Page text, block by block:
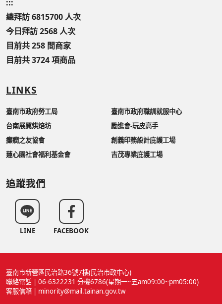
:::
總拜訪 6815700 人次
今日拜訪 2568 人次
目前共 258 間商家
目前共 3724 項商品
LINKS
臺南市政府勞工局
臺南市政府職訓就服中心
台南展翼烘焙坊
勵進會-玩皮高手
癲癇之友協會
創義印務設計庇護工場
蓮心園社會福利基金會
吉茂專業庇護工場
追蹤我們
LINE FACEBOOK
臺南市新營區民治路36號7樓(民治市政中心)
聯絡電話 | 06-6322231 分機6786(星期一~五am09:00~pm05:00)
客服信箱 | minority@mail.tainan.gov.tw